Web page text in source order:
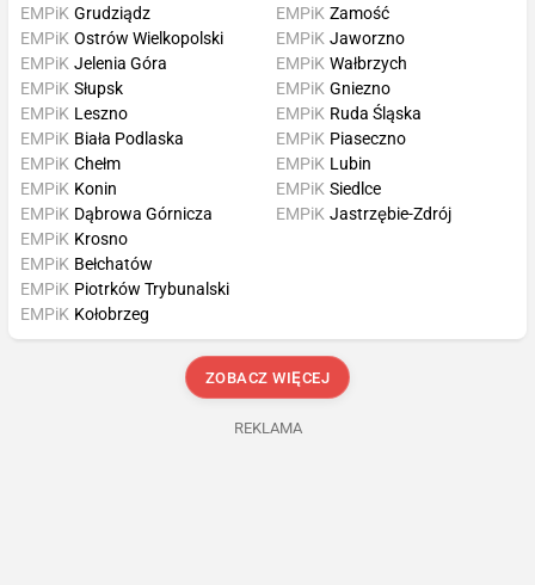
EMPiK Grudziądz
EMPiK Zamość
EMPiK Ostrów Wielkopolski
EMPiK Jelenia Góra
EMPiK Słupsk
EMPiK Leszno
EMPiK Jaworzno
EMPiK Wałbrzych
EMPiK Gniezno
EMPiK Ruda Śląska
EMPiK Biała Podlaska
EMPiK Chełm
EMPiK Konin
EMPiK Dąbrowa Górnicza
EMPiK Piaseczno
EMPiK Lubin
EMPiK Siedlce
EMPiK Jastrzębie-Zdrój
EMPiK Krosno
EMPiK Bełchatów
EMPiK Piotrków Trybunalski
EMPiK Kołobrzeg
ZOBACZ WIĘCEJ
REKLAMA